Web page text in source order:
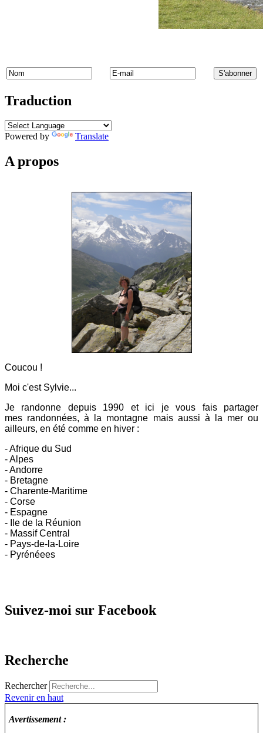
Traduction
Powered by Translate
A propos
Coucou !
Moi c'est Sylvie...
Je randonne depuis 1990 et ici je vous fais partager
mes randonnées, à la montagne mais aussi à la mer ou
ailleurs, en été comme en hiver :
- Afrique du Sud
- Alpes
- Andorre
- Bretagne
- Charente-Maritime
- Corse
- Espagne
- Ile de la Réunion
- Massif Central
- Pays-de-la-Loire
- Pyrénéees
Suivez-moi sur Facebook
Recherche
Rechercher
Revenir en haut
Avertissement :